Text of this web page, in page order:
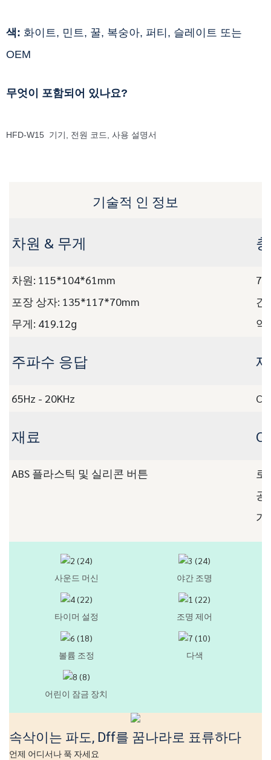
색: 화이트, 민트, 꿀, 복숭아, 퍼티, 슬레이트 또는
OEM
무엇이 포함되어 있나요?
HFD-W15 기기, 전원 코드, 사용 설명서
기술적 인 정보
차원 & 무게
차원: 115*104*61mm
포장 상자: 135*117*70mm
무게: 419.12g
간
약
주파수 응답
65Hz - 20KHz
재료
ABS 플라스틱 및 실리콘 버튼
로
공
가
사운드 머신 야간 조명
타이머 설정 조명 제어
볼륨 조정 다색
어린이 잠금 장치
속삭이는 파도, Dff를 꿈나라로 표류하다
언제 어디서나 푹 자세요